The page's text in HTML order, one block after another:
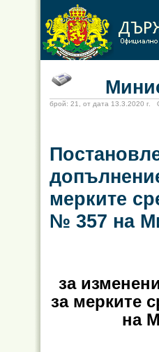
брой: 21, от дата 13.3.2020
мерките
№ 357 на
за
за мерките
на